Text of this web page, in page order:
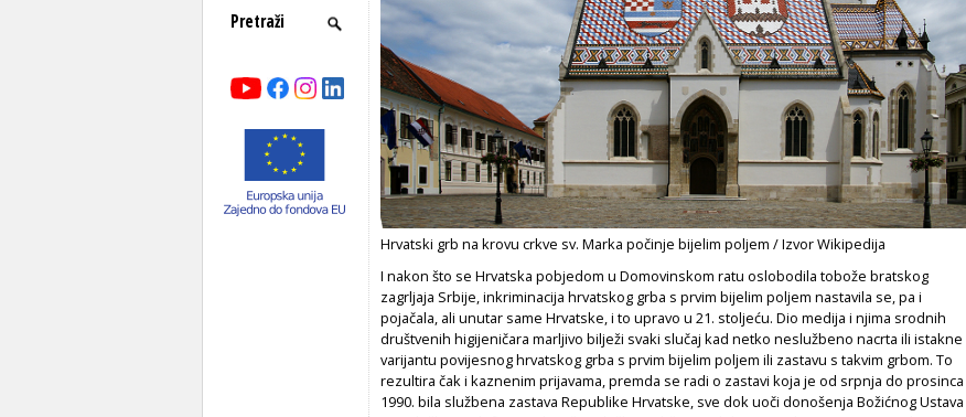
Hrvatski grb na krovu crkve sv. Marka počinje bijelim poljem / Izvor Wikipedija
I nakon što se Hrvatska pobjedom u Domovinskom ratu oslobodila tobože bratskog
zagrljaja Srbije, inkriminacija hrvatskog grba s prvim bijelim poljem nastavila se, pa i
pojačala, ali unutar same Hrvatske, i to upravo u 21. stoljeću. Dio medija i njima srodnih
društvenih higijeničara marljivo bilježi svaki slučaj kad netko neslužbeno nacrta ili istakne
varijantu povijesnog hrvatskog grba s prvim bijelim poljem ili zastavu s takvim grbom. To
rezultira čak i kaznenim prijavama, premda se radi o zastavi koja je od srpnja do prosinca
1990. bila službena zastava Republike Hrvatske, sve dok uoči donošenja Božićnog Ustava